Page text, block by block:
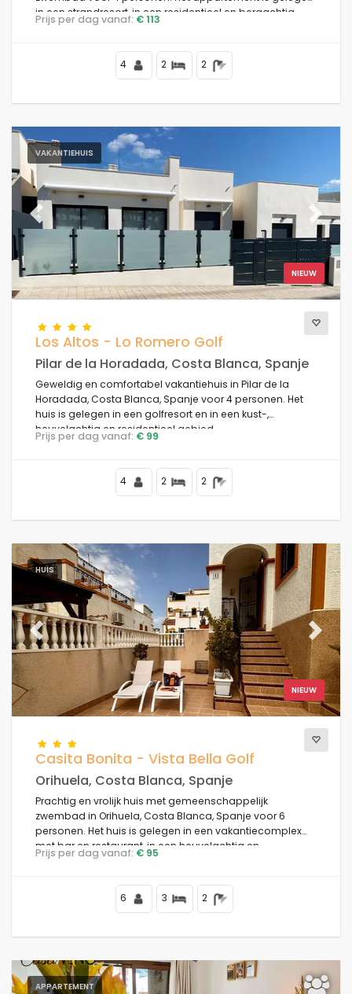
in een strandresort, in een residentieel en bergachtig
strandgebied, dicht bij supermarkten en op 500 m van
Prijs per dag vanaf: € 113
4 2 2
VAKANTIEHUIS
NIEUW
Previous Next
Los Altos - Lo Romero Golf
Pilar de la Horadada, Costa Blanca, Spanje
Geweldig en comfortabel vakantiehuis in Pilar de la
Horadada, Costa Blanca, Spanje voor 4 personen. Het
huis is gelegen in een golfresort en in een kust-,
heuvelachtig en residentieel gebied.
Prijs per dag vanaf: € 99
4 2 2
HUIS
NIEUW
Previous Next
Casita Bonita - Vista Bella Golf
Orihuela, Costa Blanca, Spanje
Prachtig en vrolijk huis met gemeenschappelijk
zwembad in Orihuela, Costa Blanca, Spanje voor 6
personen. Het huis is gelegen in een vakantiecomplex
met bar en restaurant, in een heuvelachtig en
residentieel gebied en dicht bij winkels en supermarkten.
Prijs per dag vanaf: € 95
6 3 2
APPARTEMENT